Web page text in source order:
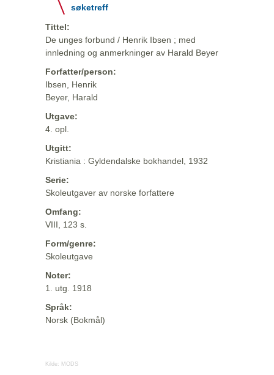
søketreff
Tittel:
De unges forbund / Henrik Ibsen ; med
innledning og anmerkninger av Harald Beyer
Forfatter/person:
Ibsen, Henrik
Beyer, Harald
Utgave:
4. opl.
Utgitt:
Kristiania : Gyldendalske bokhandel, 1932
Serie:
Skoleutgaver av norske forfattere
Omfang:
VIII, 123 s.
Form/genre:
Skoleutgave
Noter:
1. utg. 1918
Språk:
Norsk (Bokmål)
Kilde: MODS